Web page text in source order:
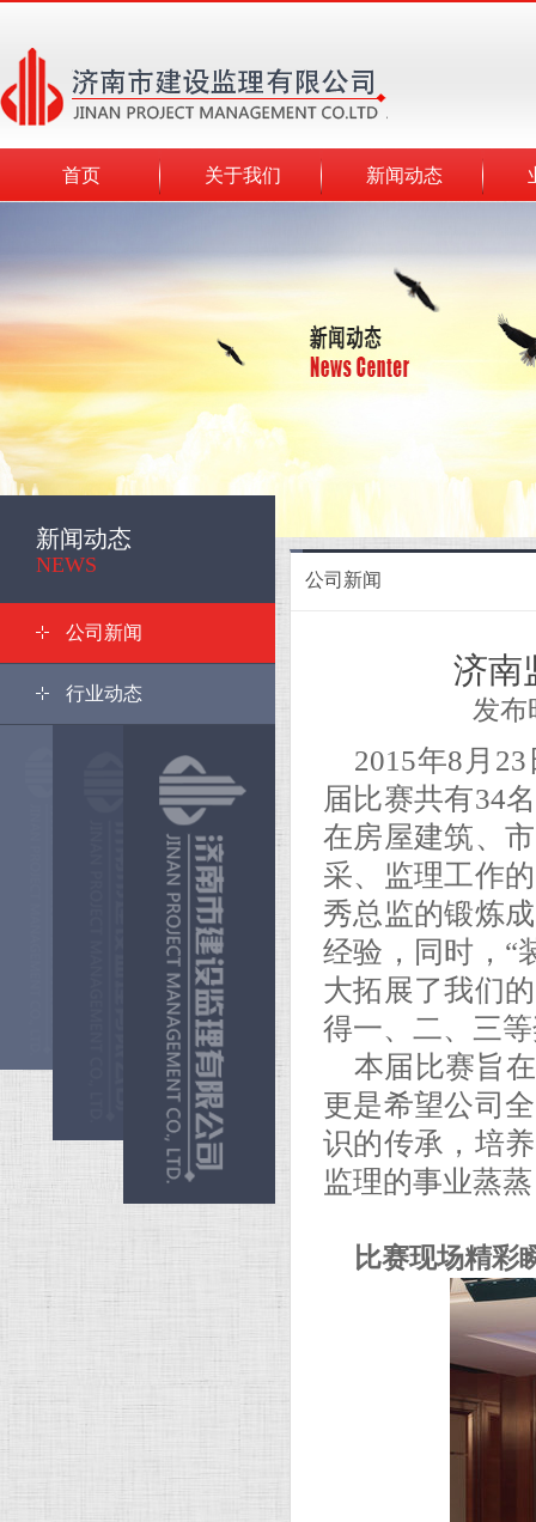
首页 关于我们 新闻动态
新闻动态
NEWS
公司新闻
行业动态
公司新闻
济南
发布
2015年8月
届比赛共有34
在房屋建筑、
采、监理工作
秀总监的锻炼
经验，同时，“
大拓展了我们
得一、二、三
本届比赛旨
更是希望公司
识的传承，培
监理的事业蒸
比赛现场精彩